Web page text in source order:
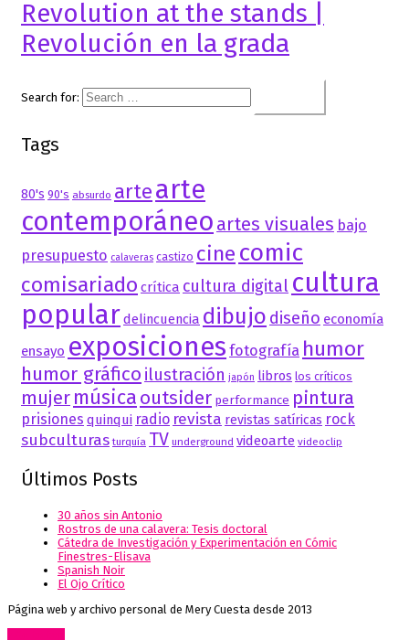
Revolution at the stands |
Revolución en la grada
Search for:
Tags
80's 90's absurdo artearte
contemporáneo artes visuales bajo
presupuesto calaveras castizo cine comic
comisariado crítica cultura digital cultura
populardelincuencia dibujo diseño economía
ensayo exposiciones fotografía humor
humor gráfico ilustración japón libros los críticos
mujer música outsider performance pintura
prisiones quinqui radio revista revistas satíricas rock
subculturas turquía TV underground videoarte videoclip
Últimos Posts
30 años sin Antonio
Rostros de una calavera: Tesis doctoral
Cátedra de Investigación y Experimentación en Cómic
Finestres-Elisava
Spanish Noir
El Ojo Crítico
Página web y archivo personal de Mery Cuesta desde 2013